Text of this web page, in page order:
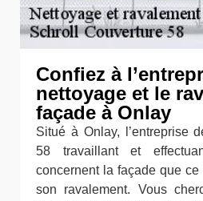
Confiez à
nettoyage et le
façade à Onlay
Situé à Onlay, l’entreprise
58 travaillant et
concernent la façade que
son ravalement. Vous